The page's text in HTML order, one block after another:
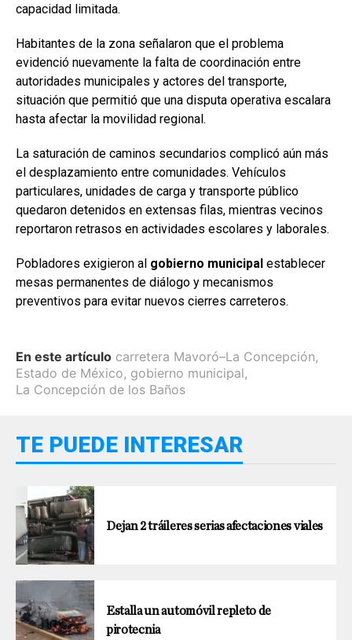
capacidad limitada.
Habitantes de la zona señalaron que el problema
evidenció nuevamente la falta de coordinación entre
autoridades municipales y actores del transporte,
situación que permitió que una disputa operativa escalara
hasta afectar la movilidad regional.
La saturación de caminos secundarios complicó aún más
el desplazamiento entre comunidades. Vehículos
particulares, unidades de carga y transporte público
quedaron detenidos en extensas filas, mientras vecinos
reportaron retrasos en actividades escolares y laborales.
Pobladores exigieron al gobierno municipal establecer
mesas permanentes de diálogo y mecanismos
preventivos para evitar nuevos cierres carreteros.
En este artículo carretera Mavoró–La Concepción,
Estado de México, gobierno municipal,
La Concepción de los Baños
TE PUEDE INTERESAR
Dejan 2 tráileres serias afectaciones viales
Estalla un automóvil repleto de
pirotecnia